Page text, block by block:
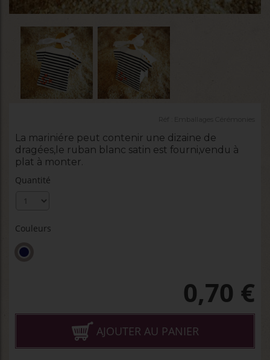
La mariniére peut contenir une dizaine de
dragées,le ruban blanc satin est fourni,vendu à
plat à monter.
Quantité
Couleurs
0,70 €
AJOUTER AU PANIER